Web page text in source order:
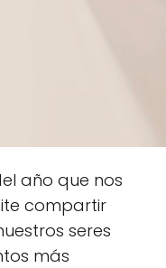
año que nos
compartir
seres
más